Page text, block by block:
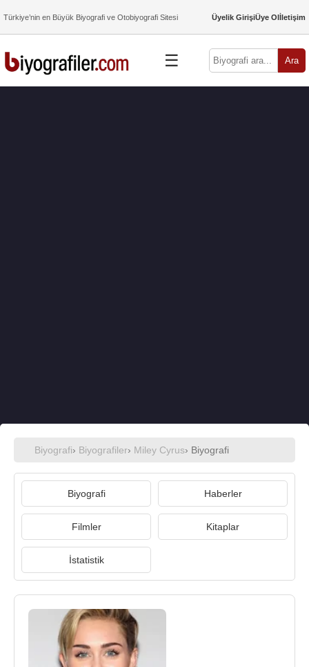
Türkiye’nin en Büyük Biyografi ve Otobiyografi Sitesi Üyelik GirişiÜye Olİletişim
☰ Ara
Biyografi› Biyografiler› Miley Cyrus› Biyografi
Biyografi Haberler
Filmler Kitaplar
İstatistik